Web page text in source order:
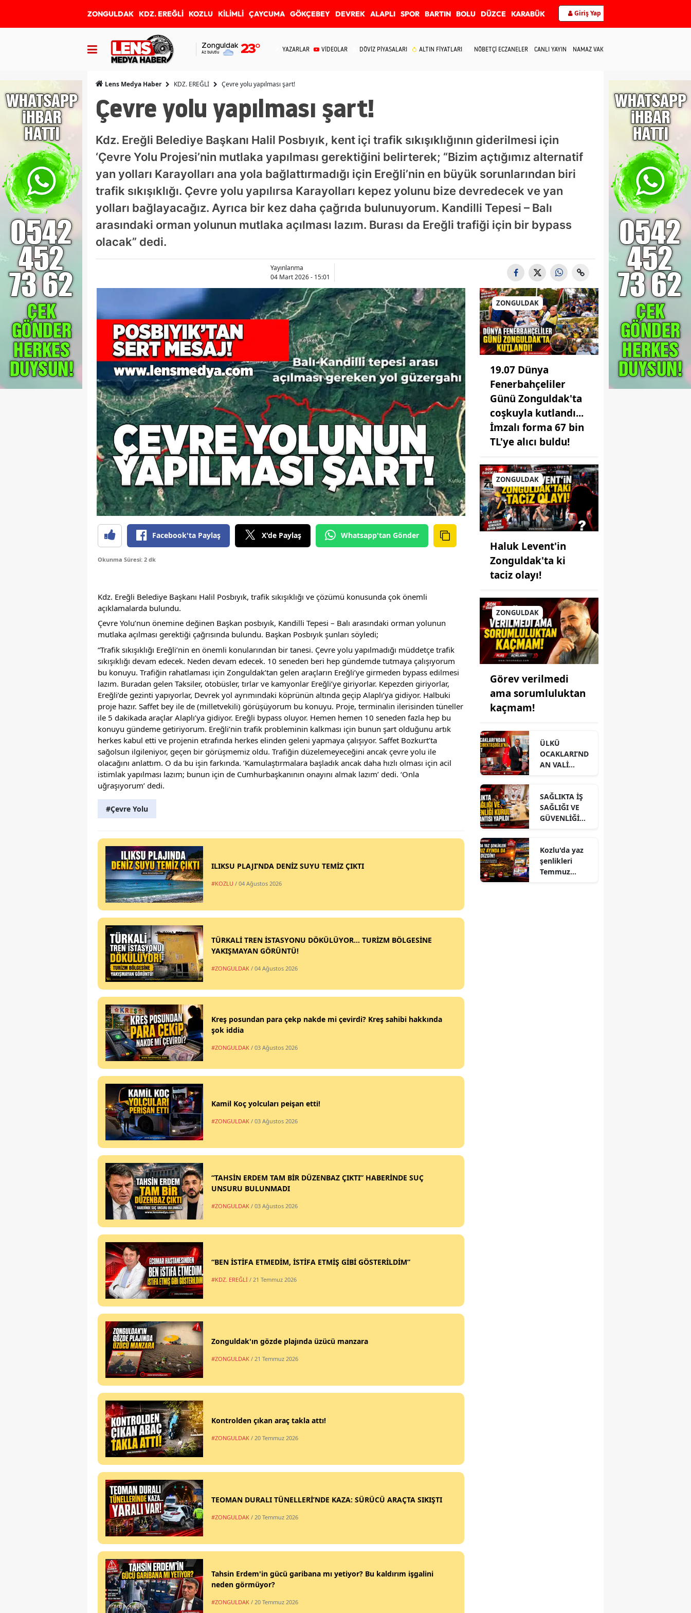
ZONGULDAK KDZ. EREĞLİ KOZLU KİLİMLİ ÇAYCUMA GÖKÇEBEY DEVREK ALAPLI SPOR BARTIN BOLU DÜZCE KARABÜK Giriş Yap
Zonguldak
Az bulutlu 23° YAZARLAR VİDEOLAR DÖVİZ PİYASALARI ALTIN FİYATLARI NÖBETÇİ ECZANELER CANLI YAYIN NAMAZ VAKİTLERİ
Lens Medya Haber KDZ. EREĞLİ Çevre yolu yapılması şart!
Çevre yolu yapılması şart!
Kdz. Ereğli Belediye Başkanı Halil Posbıyık, kent içi trafik sıkışıklığının giderilmesi için
‘Çevre Yolu Projesi’nin mutlaka yapılması gerektiğini belirterek; “Bizim açtığımız alternatif
yan yolları Karayolları ana yola bağlattırmadığı için Ereğli’nin en büyük sorunlarından biri
trafik sıkışıklığı. Çevre yolu yapılırsa Karayolları kepez yolunu bize devredecek ve yan
yolları bağlayacağız. Ayrıca bir kez daha çağrıda bulunuyorum. Kandilli Tepesi – Balı
arasındaki orman yolunun mutlaka açılması lazım. Burası da Ereğli trafiği için bir bypass
olacak” dedi.
Yayınlanma
04 Mart 2026 - 15:01
Facebook'ta Paylaş X'de Paylaş Whatsapp'tan Gönder
Okunma Süresi: 2 dk
Kdz. Ereğli Belediye Başkanı Halil Posbıyık, trafik sıkışıklığı ve çözümü konusunda çok önemli
açıklamalarda bulundu.
Çevre Yolu’nun önemine değinen Başkan posbıyık, Kandilli Tepesi – Balı arasındaki orman yolunun
mutlaka açılması gerektiği çağrısında bulundu. Başkan Posbıyık şunları söyledi;
“Trafik sıkışıklığı Ereğli’nin en önemli konularından bir tanesi. Çevre yolu yapılmadığı müddetçe trafik
sıkışıklığı devam edecek. Neden devam edecek. 10 seneden beri hep gündemde tutmaya çalışıyorum
bu konuyu. Trafiğin rahatlaması için Zonguldak’tan gelen araçların Ereğli’ye girmeden bypass edilmesi
lazım. Buradan gelen Taksiler, otobüsler, tırlar ve kamyonlar Ereğli’ye giriyorlar. Kepezden giriyorlar,
Ereğli’de gezinti yapıyorlar, Devrek yol ayrımındaki köprünün altında geçip Alaplı’ya gidiyor. Halbuki
proje hazır. Saffet bey ile de (milletvekili) görüşüyorum bu konuyu. Proje, terminalin ilerisinden tüneller
ile 5 dakikada araçlar Alaplı’ya gidiyor. Ereğli bypass oluyor. Hemen hemen 10 seneden fazla hep bu
konuyu gündeme getiriyorum. Ereğli’nin trafik probleminin kalkması için bunun şart olduğunu artık
herkes kabul etti ve projenin etrafında herkes elinden geleni yapmaya çalışıyor. Saffet Bozkurt’ta
sağolsun ilgileniyor, geçen bir görüşmemiz oldu. Trafiğin düzelemeyeceğini ancak çevre yolu ile
olacağını anlattım. O da bu işin farkında. ‘Kamulaştırmalara başladık ancak daha hızlı olması için acil
istimlak yapılması lazım; bunun için de Cumhurbaşkanının onayını almak lazım’ dedi. ‘Onla
uğraşıyorum’ dedi.
#Çevre Yolu
ILIKSU PLAJI’NDA DENİZ SUYU TEMİZ ÇIKTI
#KOZLU / 04 Ağustos 2026
TÜRKALİ TREN İSTASYONU DÖKÜLÜYOR... TURİZM BÖLGESİNE
YAKIŞMAYAN GÖRÜNTÜ!
#ZONGULDAK / 04 Ağustos 2026
Kreş posundan para çekp nakde mi çevirdi? Kreş sahibi hakkında
şok iddia
#ZONGULDAK / 03 Ağustos 2026
Kamil Koç yolcuları peişan etti!
#ZONGULDAK / 03 Ağustos 2026
“TAHSİN ERDEM TAM BİR DÜZENBAZ ÇIKTI” HABERİNDE SUÇ
UNSURU BULUNMADI
#ZONGULDAK / 03 Ağustos 2026
“BEN İSTİFA ETMEDİM, İSTİFA ETMİŞ GİBİ GÖSTERİLDİM”
#KDZ. EREĞLİ / 21 Temmuz 2026
Zonguldak'ın gözde plajında üzücü manzara
#ZONGULDAK / 21 Temmuz 2026
Kontrolden çıkan araç takla attı!
#ZONGULDAK / 20 Temmuz 2026
TEOMAN DURALI TÜNELLERİ’NDE KAZA: SÜRÜCÜ ARAÇTA SIKIŞTI
#ZONGULDAK / 20 Temmuz 2026
Tahsin Erdem'in gücü garibana mı yetiyor? Bu kaldırım işgalini
neden görmüyor?
#ZONGULDAK / 20 Temmuz 2026
ZONGULDAK
19.07 Dünya
Fenerbahçeliler
Günü Zonguldak'ta
coşkuyla kutlandı...
İmzalı forma 67 bin
TL'ye alıcı buldu!
ZONGULDAK
Haluk Levent'in
Zonguldak'ta ki
taciz olayı!
ZONGULDAK
Görev verilmedi
ama sorumluluktan
kaçmam!
ÜLKÜ
OCAKLARI’ND
AN VALİ
ZİYARET
SAĞLIKTA İŞ
SAĞLIĞI VE
GÜVENLİĞİ
YAPILDI
Kozlu'da yaz
şenlikleri
Temmuz